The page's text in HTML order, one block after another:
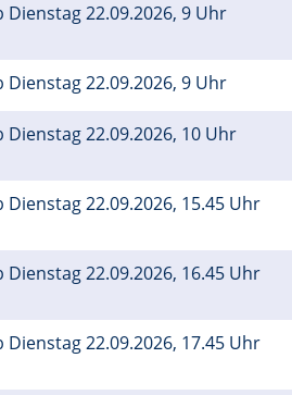
Dienstag 22.09.2026, 9 Uhr
Dienstag 22.09.2026, 9 Uhr
Dienstag 22.09.2026, 10 Uhr
Dienstag 22.09.2026, 15.45 Uhr
Dienstag 22.09.2026, 16.45 Uhr
Dienstag 22.09.2026, 17.45 Uhr